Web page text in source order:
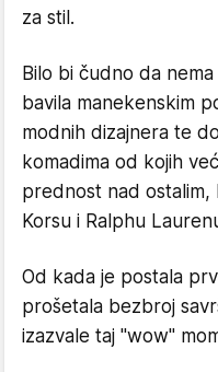
za stil.
Bilo bi čudno da
bavila manekenskim
modnih dizajnera te
komadima od kojih
prednost nad ostalim,
Korsu i Ralphu
Od kada je postala
prošetala bezbroj
izazvale taj "wow"